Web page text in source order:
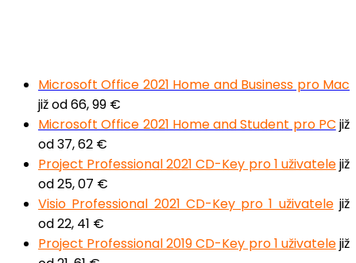
Microsoft Office 2021 Home and Business pro Mac
již od 66, 99 €
Microsoft Office 2021 Home and Student pro PC již
od 37, 62 €
Project Professional 2021 CD-Key pro 1 uživatelejiž
od 25, 07 €
Visio Professional 2021 CD-Key pro 1 uživatelejiž
od 22, 41 €
Project Professional 2019 CD-Key pro 1 uživatelejiž